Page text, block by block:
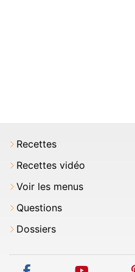
Recettes
Recettes vidéo
Voir les menus
Questions
Dossiers